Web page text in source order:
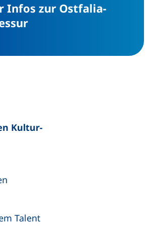
Infos zur Ostfalia-
Kultur-
Talent